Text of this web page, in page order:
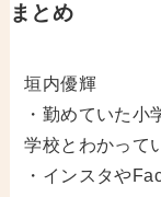
まとめ
垣内優輝
・勤めていた
学校とわかって
・インスタや